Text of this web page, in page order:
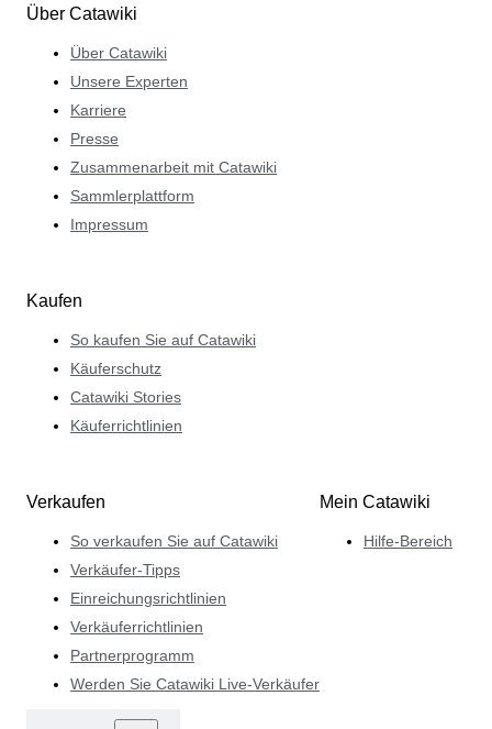
Über Catawiki
Über Catawiki
Unsere Experten
Karriere
Presse
Zusammenarbeit mit Catawiki
Sammlerplattform
Impressum
Kaufen
So kaufen Sie auf Catawiki
Käuferschutz
Catawiki Stories
Käuferrichtlinien
Verkaufen
So verkaufen Sie auf Catawiki
Verkäufer-Tipps
Einreichungsrichtlinien
Verkäuferrichtlinien
Partnerprogramm
Werden Sie Catawiki Live-Verkäufer
Mein Catawiki
Hilfe-Bereich